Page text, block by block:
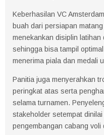
Keberhasilan VC
buah dari persiapan
menekankan disiplin
sehingga bisa tampil
menerima piala dan medali
Panitia juga menyerahkan
peringkat atas serta
selama turnamen.
stakeholder setempat
pengembangan cabang